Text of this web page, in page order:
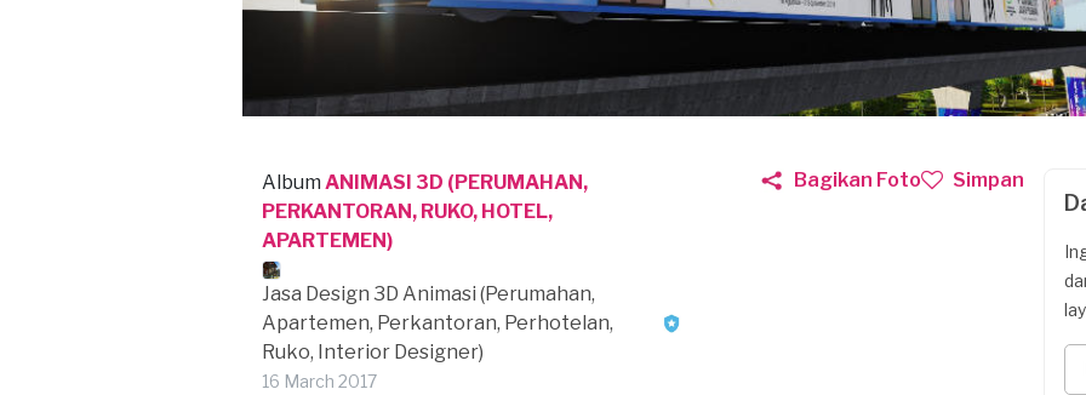
Album ANIMASI 3D (PERUMAHAN,
PERKANTORAN, RUKO, HOTEL,
APARTEMEN)
Jasa Design 3D Animasi (Perumahan,
Apartemen, Perkantoran, Perhotelan,
Ruko, Interior Designer)
16 March 2017
Bagikan Foto Simpan